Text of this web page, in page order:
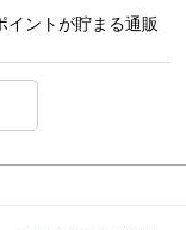
イントが貯まる通販